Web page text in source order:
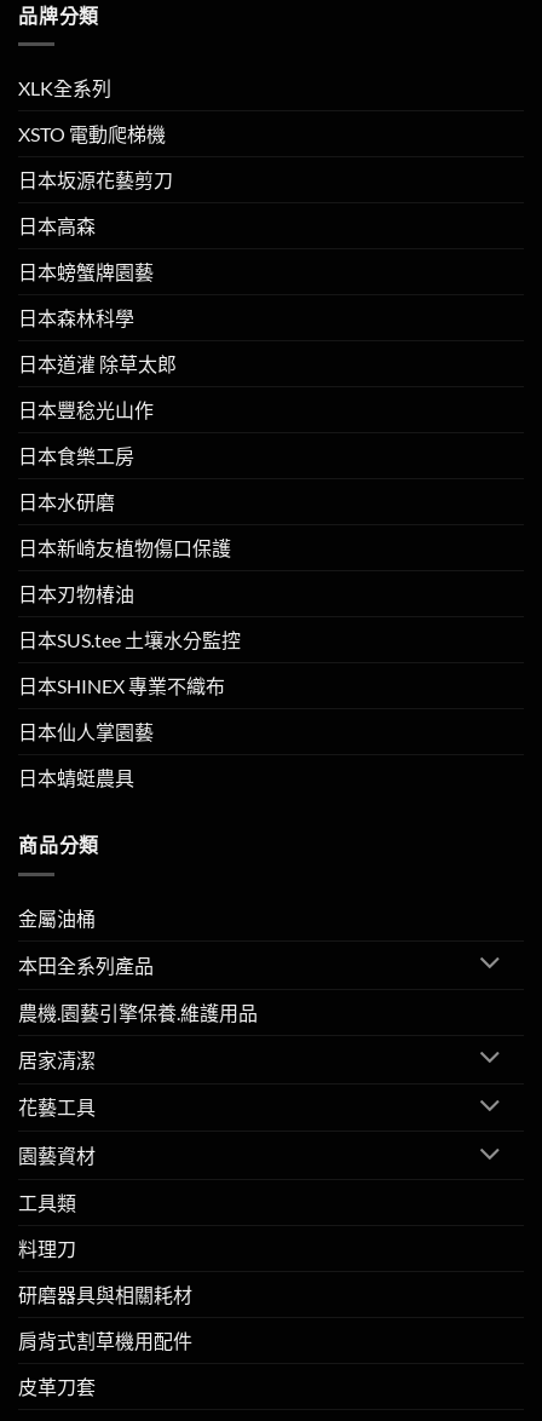
品牌分類
XLK全系列
XSTO 電動爬梯機
日本坂源花藝剪刀
日本高森
日本螃蟹牌園藝
日本森林科學
日本道灌 除草太郎
日本豐稔光山作
日本食樂工房
日本水研磨
日本新崎友植物傷口保護
日本刃物椿油
日本SUS.tee 土壤水分監控
日本SHINEX 專業不織布
日本仙人掌園藝
日本蜻蜓農具
商品分類
金屬油桶
本田全系列產品
農機.園藝引擎保養.維護用品
居家清潔
花藝工具
園藝資材
工具類
料理刀
研磨器具與相關耗材
肩背式割草機用配件
皮革刀套